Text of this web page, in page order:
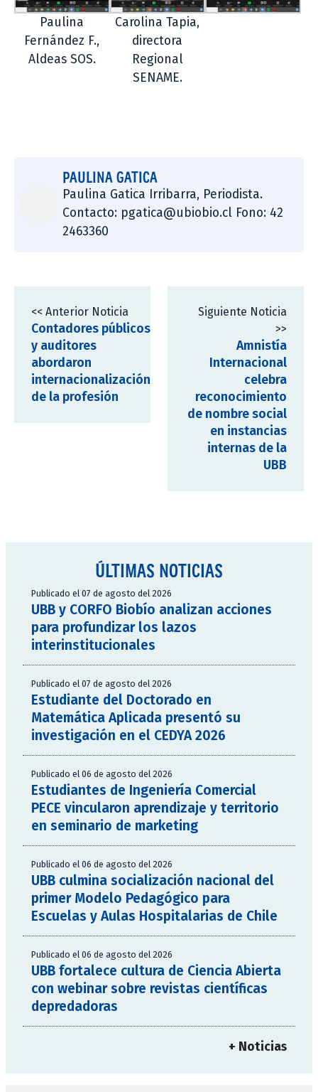
Paulina
Fernández F.,
Aldeas SOS.
Carolina Tapia,
directora
Regional
SENAME.
PAULINA GATICA
Paulina Gatica Irribarra, Periodista.
Contacto: pgatica@ubiobio.cl Fono: 42
2463360
<< Anterior Noticia
Contadores públicos
y auditores
abordaron
internacionalización
de la profesión
Siguiente Noticia
>>
Amnistía
Internacional
celebra
reconocimiento
de nombre social
en instancias
internas de la
UBB
ÚLTIMAS NOTICIAS
Publicado el 07 de agosto del 2026
UBB y CORFO Biobío analizan acciones
para profundizar los lazos
interinstitucionales
Publicado el 07 de agosto del 2026
Estudiante del Doctorado en
Matemática Aplicada presentó su
investigación en el CEDYA 2026
Publicado el 06 de agosto del 2026
Estudiantes de Ingeniería Comercial
PECE vincularon aprendizaje y territorio
en seminario de marketing
Publicado el 06 de agosto del 2026
UBB culmina socialización nacional del
primer Modelo Pedagógico para
Escuelas y Aulas Hospitalarias de Chile
Publicado el 06 de agosto del 2026
UBB fortalece cultura de Ciencia Abierta
con webinar sobre revistas científicas
depredadoras
+ Noticias